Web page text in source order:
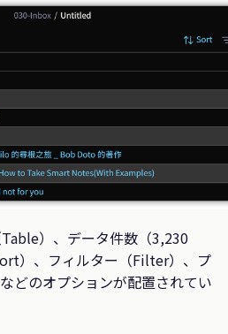
）、データ件数（3,230
）、フィルター（Filter）、プ
どのオプションが配置されてい